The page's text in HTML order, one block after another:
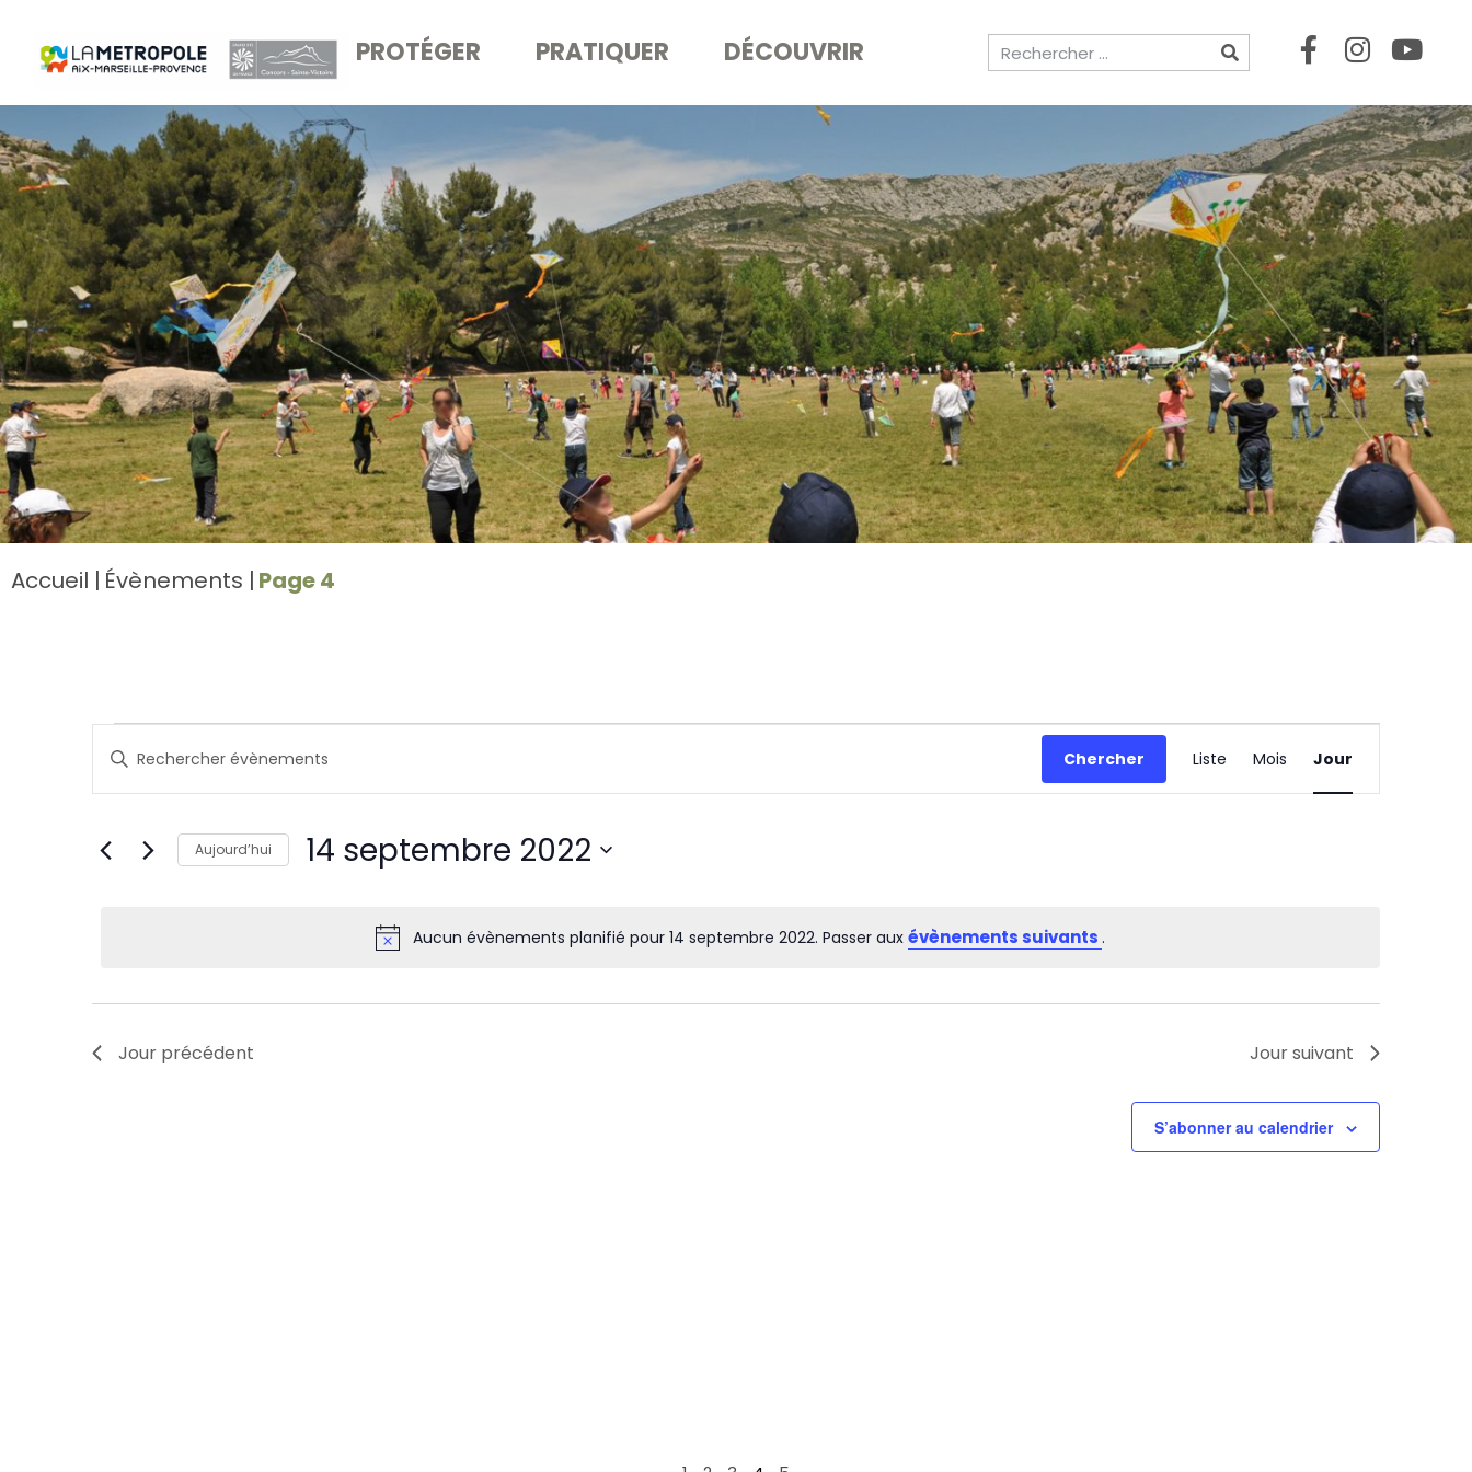
PROTÉGER PRATIQUER DÉCOUVRIR
Accueil Évènements Page 4
Notice
Aucun évènements planifié pour 14 septembre 2022. Passer aux évènements suivants .
Recherche
et
navigation
de
vues
Évènements
Saisir
mot-
clé.
Évènements
Chercher
Navigation
de
vues
Évènement
Liste Mois Jour
Aujourd’hui 14 septembre 2022
Jour précédent Jour suivant
S’abonner au calendrier